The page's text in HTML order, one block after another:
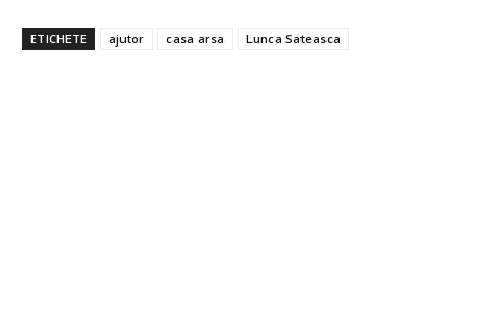
ETICHETE ajutor casa arsa Lunca Sateasca